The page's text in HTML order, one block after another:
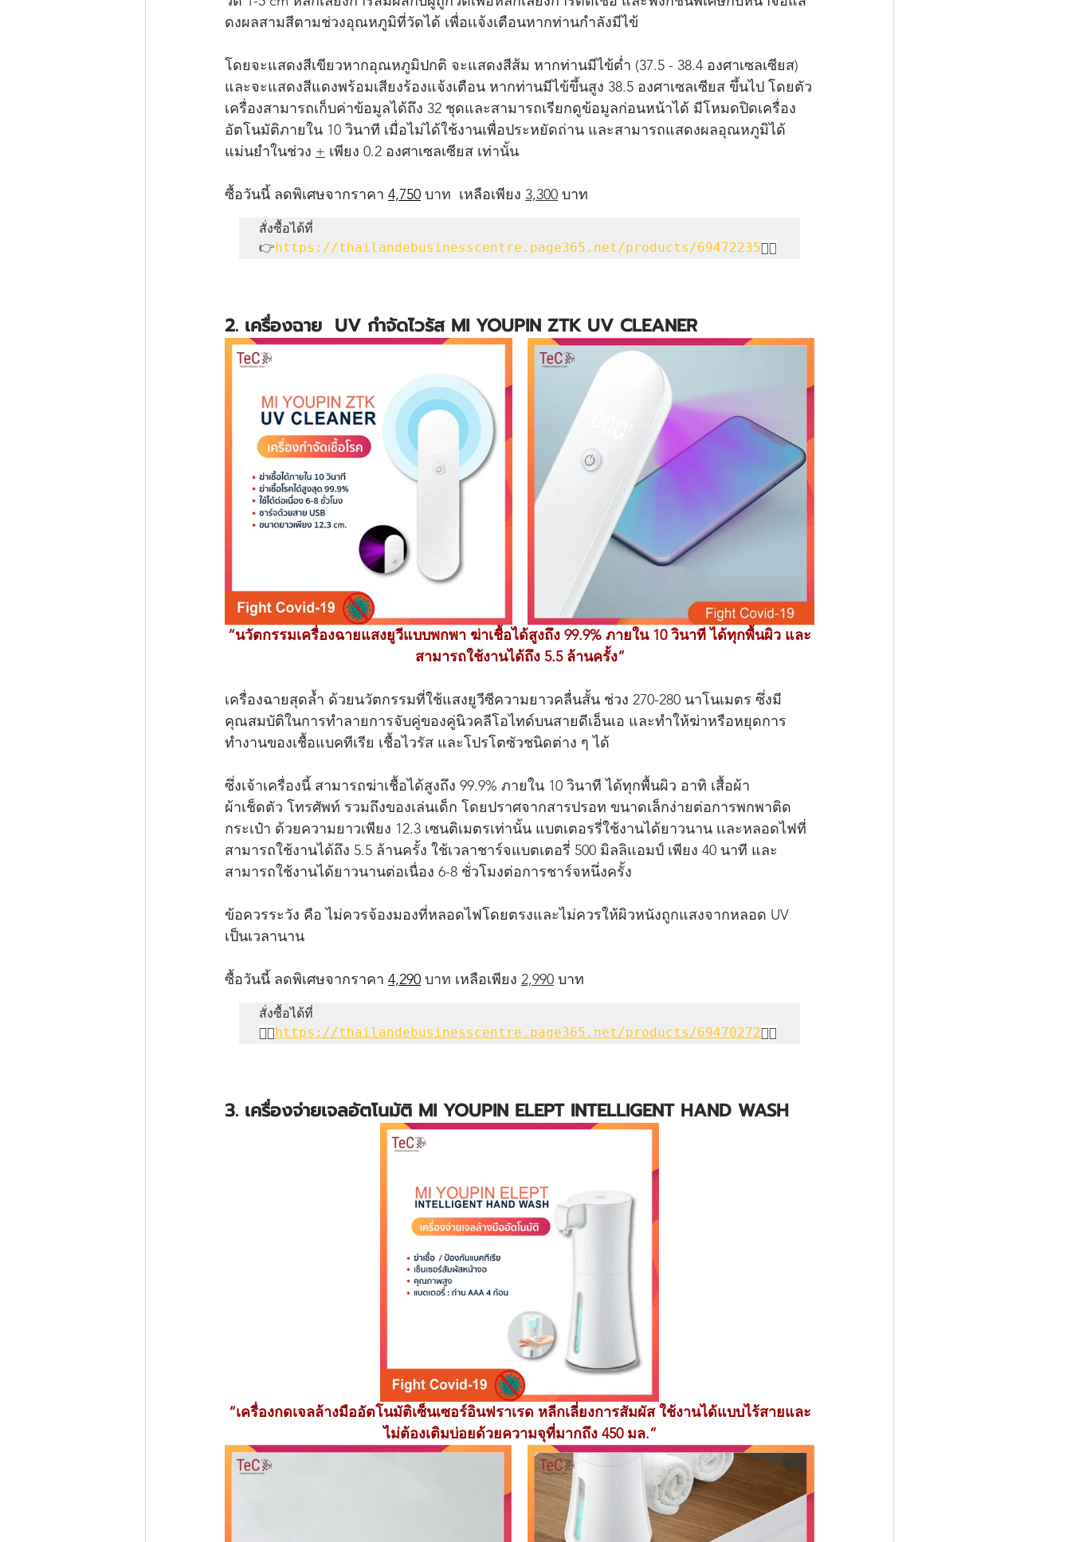
ดงผลสามสีตามช่วงอุณหภูมิที่วัดได้ เพื่อเเจ้งเตือนหากท่านกำลังมีไข้
โดยจะแสดงสีเขียวหากอุณหภูมิปกติ จะแสดงสีส้ม หากท่านมีไข้ต่ำ (37.5 - 38.4 องศาเซลเซียส)
และจะแสดงสีแดงพร้อมเสียงร้องแจ้งเตือน หากท่านมีไข้ขึ้นสูง 38.5 องศาเซลเซียส ขึ้นไป โดยตัว
เครื่องสามารถเก็บค่าข้อมูลได้ถึง 32 ชุดและสามารถเรียกดูข้อมูลก่อนหน้าได้ มีโหมดปิดเครื่อง
อัตโนมัติภายใน 10 วินาที เมื่อไม่ได้ใช้งานเพื่อประหยัดถ่าน และสามารถแสดงผลอุณหภูมิได้
แม่นยำในช่วง + เพียง 0.2 องศาเซลเซียส เท่านั้น
ซื้อวันนี้ ลดพิเศษจากราคา 4,750 บาท เหลือเพียง 3,300 บาท
👉https://thailandebusinesscentre.page365.net/products/69472235👈🏻
2. เครื่องฉาย  UV กำจัดไวรัส MI YOUPIN ZTK UV CLEANER
“นวัตกรรมเครื่องฉายแสงยูวีแบบพกพา ฆ่าเชื้อได้สูงถึง 99.9% ภายใน 10 วินาที ได้ทุกพื้นผิว และ
สามารถใช้งานได้ถึง 5.5 ล้านครั้ง”
เครื่องฉายสุดล้ำ ด้วยนวัตกรรมที่ใช้แสงยูวีซีความยาวคลื่นสั้น ช่วง 270-280 นาโนเมตร ซึ่งมี
คุณสมบัติในการทำลายการจับคู่ของคู่นิวคลีโอไทด์บนสายดีเอ็นเอ และทำให้ฆ่าหรือหยุดการ
ทำงานของเชื้อแบคทีเรีย เชื้อไวรัส และโปรโตซัวชนิดต่าง ๆ ได้
ซึ่งเจ้าเครื่องนี้ สามารถฆ่าเชื้อได้สูงถึง 99.9% ภายใน 10 วินาที ได้ทุกพื้นผิว อาทิ เสื้อผ้า
ผ้าเช็ดตัว โทรศัพท์ รวมถึงของเล่นเด็ก โดยปราศจากสารปรอท ขนาดเล็กง่ายต่อการพกพาติด
กระเป๋า ด้วยความยาวเพียง 12.3 เซนติเมตรเท่านั้น แบตเตอรรี่ใช้งานได้ยาวนาน เเละหลอดไฟที่
สามารถใช้งานได้ถึง 5.5 ล้านครั้ง ใช้เวลาชาร์จแบตเตอรี่ 500 มิลลิแอมป์ เพียง 40 นาที และ
สามารถใช้งานได้ยาวนานต่อเนื่อง 6-8 ชั่วโมงต่อการชาร์จหนึ่งครั้ง
ข้อควรระวัง คือ ไม่ควรจ้องมองที่หลอดไฟโดยตรงและไม่ควรให้ผิวหนังถูกแสงจากหลอด UV
เป็นเวลานาน
ซื้อวันนี้ ลดพิเศษจากราคา 4,290 บาท เหลือเพียง 2,990 บาท
👉🏻https://thailandebusinesscentre.page365.net/products/69470272👈🏻
3. เครื่องจ่ายเจลอัตโนมัติ MI YOUPIN ELEPT INTELLIGENT HAND WASH
“เครื่องกดเจลล้างมืออัตโนมัติเซ็นเซอร์อินฟราเรด หลีกเลี่ยงการสัมผัส ใช้งานได้แบบไร้สายและ
ไม่ต้องเติมบ่อยด้วยความจุที่มากถึง 450 มล.”